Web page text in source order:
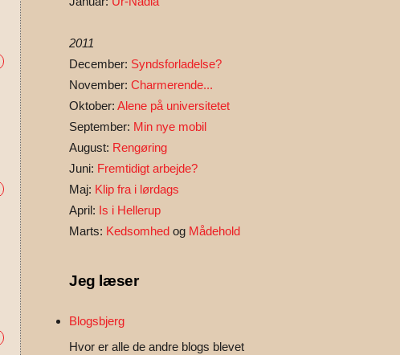
2011
December: Syndsforladelse?
November: Charmerende...
Oktober: Alene på universitetet
September: Min nye mobil
August: Rengøring
Juni: Fremtidigt arbejde?
Maj: Klip fra i lørdags
April: Is i Hellerup
Marts: Kedsomhed og Mådehold
Jeg læser
Blogsbjerg
Hvor er alle de andre blogs blevet